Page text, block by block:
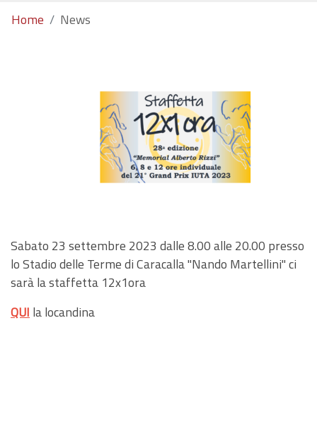
Home News
Sabato 23 settembre 2023 dalle 8.00 alle 20.00 presso
lo Stadio delle Terme di Caracalla "Nando Martellini" ci
sarà la staffetta 12x1ora
QUI la locandina